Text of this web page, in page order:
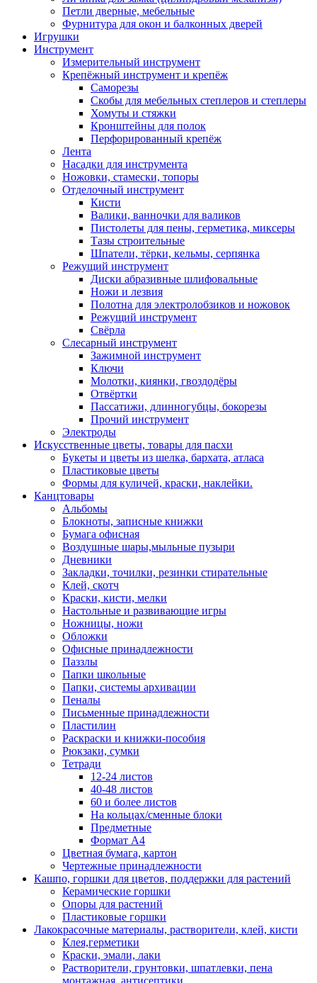
Петли дверные, мебельные
Фурнитура для окон и балконных дверей
Игрушки
Инструмент
Измерительный инструмент
Крепёжный инструмент и крепёж
Саморезы
Скобы для мебельных степлеров и степлеры
Хомуты и стяжки
Кронштейны для полок
Перфорированный крепёж
Лента
Насадки для инструмента
Ножовки, стамески, топоры
Отделочный инструмент
Кисти
Валики, ванночки для валиков
Пистолеты для пены, герметика, миксеры
Тазы строительные
Шпатели, тёрки, кельмы, серпянка
Режущий инструмент
Диски абразивные шлифовальные
Ножи и лезвия
Полотна для электролобзиков и ножовок
Режущий инструмент
Свёрла
Слесарный инструмент
Зажимной инструмент
Ключи
Молотки, киянки, гвоздодёры
Отвёртки
Пассатижи, длинногубцы, бокорезы
Прочий инструмент
Электроды
Искусственные цветы, товары для пасхи
Букеты и цветы из шелка, бархата, атласа
Пластиковые цветы
Формы для куличей, краски, наклейки.
Канцтовары
Альбомы
Блокноты, записные книжки
Бумага офисная
Воздушные шары,мыльные пузыри
Дневники
Закладки, точилки, резинки стирательные
Клей, скотч
Краски, кисти, мелки
Настольные и развивающие игры
Ножницы, ножи
Обложки
Офисные принадлежности
Паззлы
Папки школьные
Папки, системы архивации
Пеналы
Письменные принадлежности
Пластилин
Раскраски и книжки-пособия
Рюкзаки, сумки
Тетради
12-24 листов
40-48 листов
60 и более листов
На кольцах/сменные блоки
Предметные
Формат А4
Цветная бумага, картон
Чертежные принадлежности
Кашпо, горшки для цветов, поддержки для растений
Керамические горшки
Опоры для растений
Пластиковые горшки
Лакокрасочные материалы, растворители, клей, кисти
Клея,герметики
Краски, эмали, лаки
Растворители, грунтовки, шпатлевки, пена